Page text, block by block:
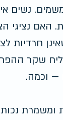
נשים
נציגי
חרדיות
שקר
— וכמה.
ומשמרת